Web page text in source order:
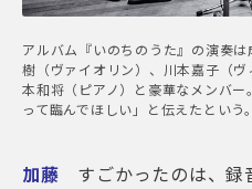
アルバム『いのちのうた』の演奏
樹（ヴァイオリン）、川本嘉子（
本和将（ピアノ）と豪華なメンバ
って臨んでほしい」と伝えたという。
加藤 すごかったのは、録